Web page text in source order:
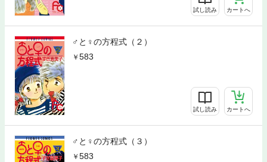
試し読み カートへ
♂と♀の方程式（２）
583
試し読み カートへ
♂と♀の方程式（３）
583